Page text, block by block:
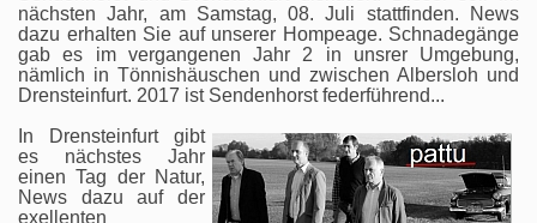
nächsten Jahr, am Samstag, 08. Juli stattfinden. News
dazu erhalten Sie auf unserer Hompeage. Schnadegänge
gab es im vergangenen Jahr 2 in unsrer Umgebung,
nämlich in Tönnishäuschen und zwischen Albersloh und
Drensteinfurt. 2017 ist Sendenhorst federführend...
In Drensteinfurt gibt
es nächstes Jahr
einen Tag der Natur,
News dazu auf der
exellenten